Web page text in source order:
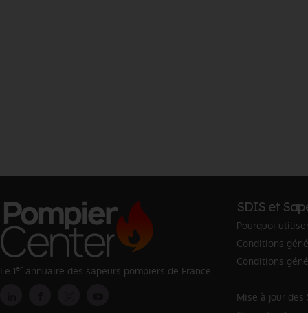
Le 1er annuaire des sapeurs pompiers de France.
SDIS et
Pourquoi
Conditions
Conditions
Mise à jour des